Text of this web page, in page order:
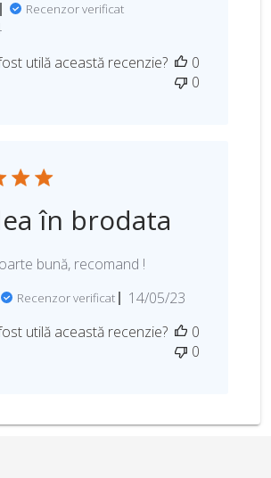
Recenzor verificat
utilă această recenzie?
0
0
în brodata
bună, recomand !
Recenzor verificat
D
t
14/05/23
utilă această recenzie?
0
0